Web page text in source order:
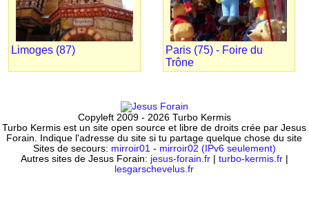
Limoges (87)
Paris (75) - Foire du
Trône
Copyleft 2009 - 2026 Turbo Kermis
Turbo Kermis est un site open source et libre de droits crée par Jesus
Forain. Indique l'adresse du site si tu partage quelque chose du site
Sites de secours: mirroir01- mirroir02 (IPv6 seulement)
Autres sites de Jesus Forain: jesus-forain.fr| turbo-kermis.fr|
lesgarschevelus.fr